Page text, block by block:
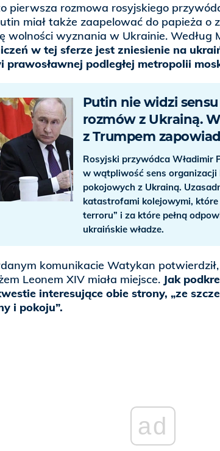
pierwsza rozmowa rosyjskiego
miał także zaapelować do papieża o
wolności wyznania w Ukrainie. Według
w tej sferze jest zniesienie na
prawosławnej podległej metropolii
Putin nie widzi
rozmów z Ukrainą.
z Trumpem
Rosyjski przywódca Władimir
w wątpliwość sens organizacji
pokojowych z Ukrainą.
katastrofami kolejowymi, które
terroru” i za które pełną
ukraińskie władze.
komunikacie Watykan
Leonem XIV miała miejsce. Jak
interesujące obie strony, „ze
i pokoju”.
ad